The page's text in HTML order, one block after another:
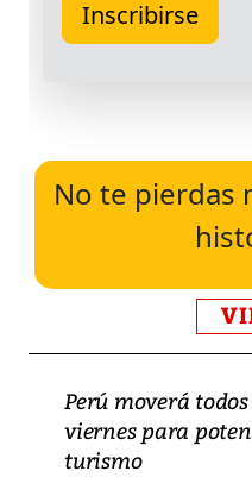
No te pierdas
Perú moverá
viernes para
turismo